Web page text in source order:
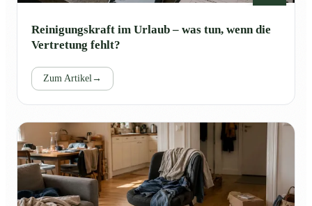
Reinigungskraft im Urlaub – was tun, wenn die
Vertretung fehlt?
Zum Artikel→